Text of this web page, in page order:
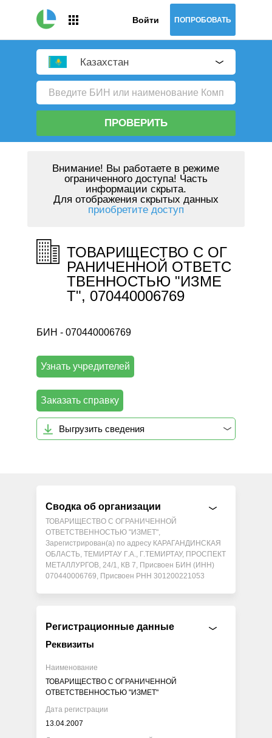
Войти ПОПРОБОВАТЬ
Казахстан
ПРОВЕРИТЬ
Внимание! Вы работаете в режиме
ограниченного доступа! Часть
информации скрыта.
Для отображения скрытых данных
приобретите доступ
ТОВАРИЩЕСТВО С ОГ
РАНИЧЕННОЙ ОТВЕТС
ТВЕННОСТЬЮ "ИЗМЕ
Т", 070440006769
БИН - 070440006769
Узнать учредителей
Заказать справку
Выгрузить сведения
Сводка об организации
ТОВАРИЩЕСТВО С ОГРАНИЧЕННОЙ
ОТВЕТСТВЕННОСТЬЮ "ИЗМЕТ",
Зарегистрирован(а) по адресу КАРАГАНДИНСКАЯ
ОБЛАСТЬ, ТЕМИРТАУ Г.А., Г.ТЕМИРТАУ, ПРОСПЕКТ
МЕТАЛЛУРГОВ, 24/1, КВ 7, Присвоен БИН (ИНН)
070440006769, Присвоен РНН 301200221053
Регистрационные данные
Реквизиты
Наименование
ТОВАРИЩЕСТВО С ОГРАНИЧЕННОЙ
ОТВЕТСТВЕННОСТЬЮ "ИЗМЕТ"
Дата регистрации
13.04.2007